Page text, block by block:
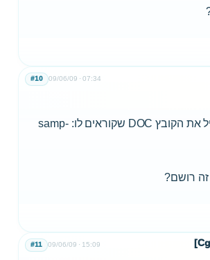
09/06/09 07:34
#10
אתה צריך להפעיל את הקובץ DOC שקוראים לו: samp-
רושם?
09/06/09 15:09
#11